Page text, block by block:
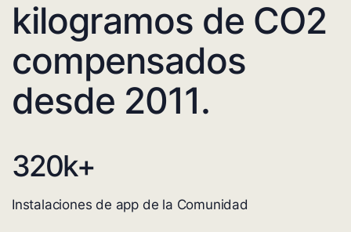
kilogramos de CO2
compensados
desde 2011.
320k+
Instalaciones de app de la Comunidad